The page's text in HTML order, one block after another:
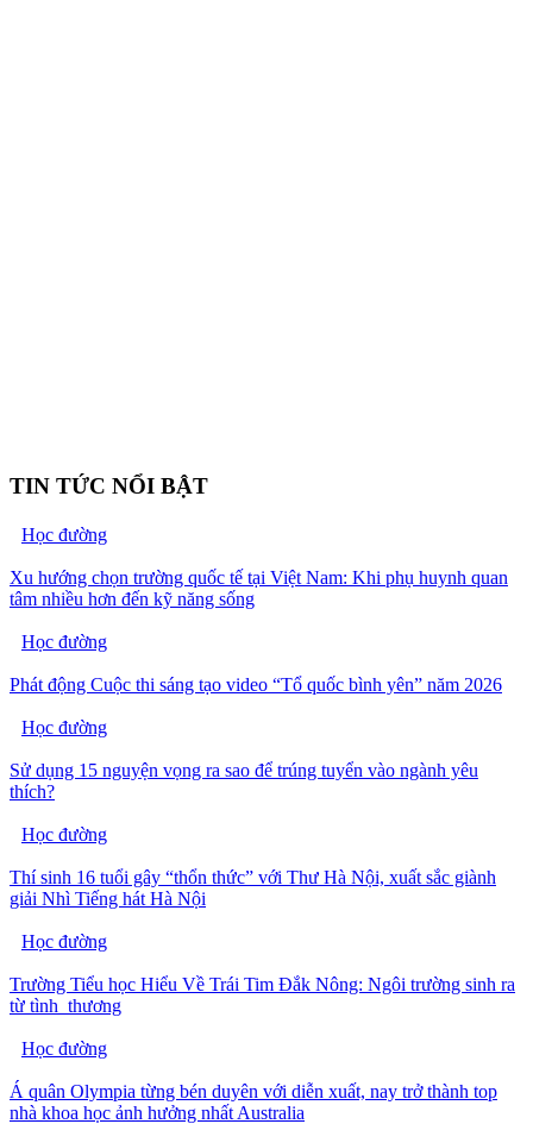
TIN TỨC NỔI BẬT
Học đường
Xu hướng chọn trường quốc tế tại Việt Nam: Khi phụ huynh quan
tâm nhiều hơn đến kỹ năng sống
Học đường
Phát động Cuộc thi sáng tạo video “Tổ quốc bình yên” năm 2026
Học đường
Sử dụng 15 nguyện vọng ra sao để trúng tuyển vào ngành yêu
thích?
Học đường
Thí sinh 16 tuổi gây “thổn thức” với Thư Hà Nội, xuất sắc giành
giải Nhì Tiếng hát Hà Nội
Học đường
Trường Tiểu học Hiểu Về Trái Tim Đắk Nông: Ngôi trường sinh ra
từ tình thương
Học đường
Á quân Olympia từng bén duyên với diễn xuất, nay trở thành top
nhà khoa học ảnh hưởng nhất Australia